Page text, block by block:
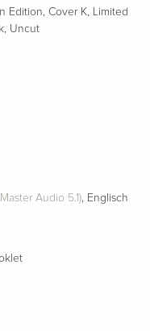
EUR 77,49
Edition, Cover K, Limited
, Uncut
Audio 5.1), Englisch